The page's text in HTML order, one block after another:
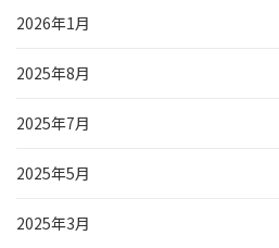
2026年1月
2025年8月
2025年7月
2025年5月
2025年3月